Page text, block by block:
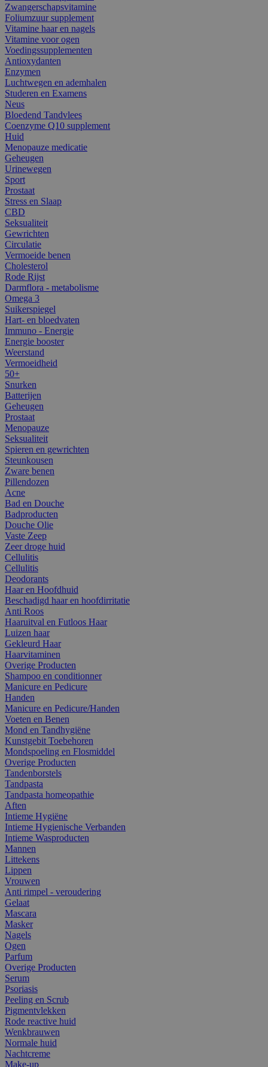
Zwangerschapsvitamine
Foliumzuur supplement
Vitamine haar en nagels
Vitamine voor ogen
Voedingssupplementen
Antioxydanten
Enzymen
Luchtwegen en ademhalen
Studeren en Examens
Neus
Bloedend Tandvlees
Coenzyme Q10 supplement
Huid
Menopauze medicatie
Geheugen
Urinewegen
Sport
Prostaat
Stress en Slaap
CBD
Seksualiteit
Gewrichten
Circulatie
Vermoeide benen
Cholesterol
Rode Rijst
Darmflora - metabolisme
Omega 3
Suikerspiegel
Hart- en bloedvaten
Immuno - Energie
Energie booster
Weerstand
Vermoeidheid
50+
Snurken
Batterijen
Geheugen
Prostaat
Menopauze
Seksualiteit
Spieren en gewrichten
Steunkousen
Zware benen
Pillendozen
Acne
Bad en Douche
Badproducten
Douche Olie
Vaste Zeep
Zeer droge huid
Cellulitis
Cellulitis
Deodorants
Haar en Hoofdhuid
Beschadigd haar en hoofdirritatie
Anti Roos
Haaruitval en Futloos Haar
Luizen haar
Gekleurd Haar
Haarvitaminen
Overige Producten
Shampoo en conditionner
Manicure en Pedicure
Handen
Manicure en Pedicure/Handen
Voeten en Benen
Mond en Tandhygiëne
Kunstgebit Toebehoren
Mondspoeling en Flosmiddel
Overige Producten
Tandenborstels
Tandpasta
Tandpasta homeopathie
Aften
Intieme Hygiëne
Intieme Hygienische Verbanden
Intieme Wasproducten
Mannen
Littekens
Lippen
Vrouwen
Anti rimpel - veroudering
Gelaat
Mascara
Masker
Nagels
Ogen
Parfum
Overige Producten
Serum
Psoriasis
Peeling en Scrub
Pigmentvlekken
Rode reactive huid
Wenkbrauwen
Normale huid
Nachtcreme
Make-up